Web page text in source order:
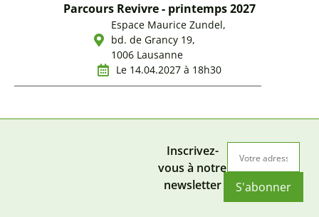
Parcours Revivre - printemps 2027
Espace Maurice Zundel,
bd. de Grancy 19,
1006 Lausanne
Le 14.04.2027 à 18h30
Inscrivez-
vous à notre
newsletter
S'abonner